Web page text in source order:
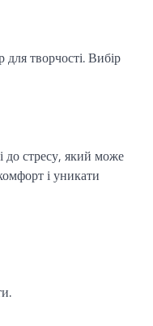
творчості. Вибір
до стресу, який може
і уникати